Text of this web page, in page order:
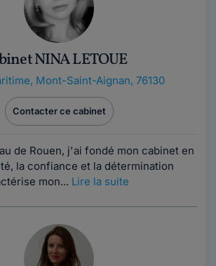
NINA LETOUE
, Mont-Saint-Aignan, 76130
Contacter ce cabinet
de Rouen, j'ai fondé mon cabinet en
la confiance et la détermination
mon... Lire la suite